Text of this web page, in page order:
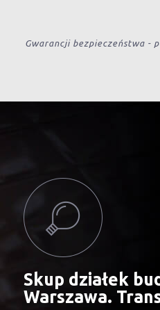
Gwarancji bezpieczeństwa -
Skup działek
Warszawa.